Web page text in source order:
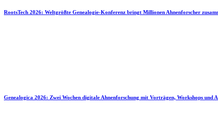
RootsTech 2026: Weltgrößte Genealogie-Konferenz bringt Millionen Ahnenforscher
Genealogica 2026: Zwei Wochen digitale Ahnenforschung mit Vorträgen, Workshops und